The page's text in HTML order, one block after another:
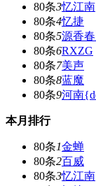
80条3忆江南
80条4忆捷
80条5源香
80条6RXZG
80条7美声
80条8蓝魔
80条9河南
本月排行
80条1金蝉
80条2百威
80条3忆江南